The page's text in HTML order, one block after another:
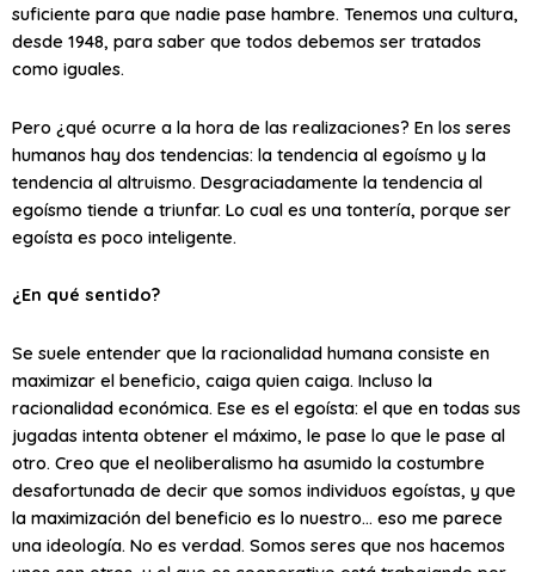
suficiente para que nadie pase hambre. Tenemos una cultura,
desde 1948, para saber que todos debemos ser tratados
como iguales.
Pero ¿qué ocurre a la hora de las realizaciones? En los seres
humanos hay dos tendencias: la tendencia al egoísmo y la
tendencia al altruismo. Desgraciadamente la tendencia al
egoísmo tiende a triunfar. Lo cual es una tontería, porque ser
egoísta es poco inteligente.
¿En qué sentido?
Se suele entender que la racionalidad humana consiste en
maximizar el beneficio, caiga quien caiga. Incluso la
racionalidad económica. Ese es el egoísta: el que en todas sus
jugadas intenta obtener el máximo, le pase lo que le pase al
otro. Creo que el neoliberalismo ha asumido la costumbre
desafortunada de decir que somos individuos egoístas, y que
la maximización del beneficio es lo nuestro… eso me parece
una ideología. No es verdad. Somos seres que nos hacemos